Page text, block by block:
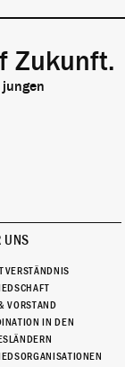
Zukunft.
UNS
VORSTAND
IN DEN